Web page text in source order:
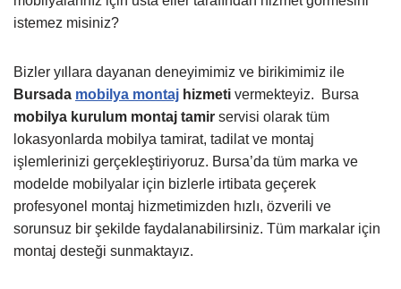
istemez misiniz?
Bizler yıllara dayanan deneyimimiz ve birikimimiz ile
Bursada mobilya montaj hizmeti vermekteyiz.
Bursa
mobilya kurulum montaj tamir servisi olarak tüm
lokasyonlarda mobilya tamirat, tadilat ve montaj
işlemlerinizi gerçekleştiriyoruz. Bursa’da tüm marka ve
modelde mobilyalar için bizlerle irtibata geçerek
profesyonel montaj hizmetimizden hızlı, özverili ve
sorunsuz bir şekilde faydalanabilirsiniz. Tüm markalar için
montaj desteği sunmaktayız.